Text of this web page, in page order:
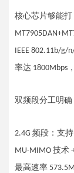
核心芯片够能
IEEE 802.11b/
率达 1800Mbps
双频段分工明确
2.4G 频段：支
MU-MIMO 技术
最高速率